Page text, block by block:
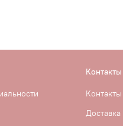
Контакты
Контакты
Доставка